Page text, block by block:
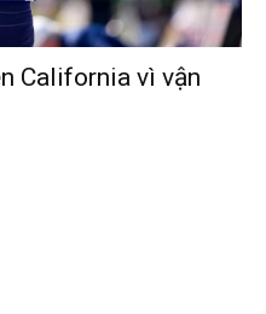
California vì vận